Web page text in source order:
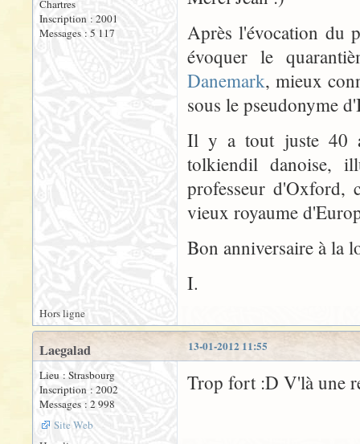
Chartres
Inscription : 2001
Messages : 5 117
Après l'évocation du
évoquer le
Danemark, mieux
sous le pseudonyme
Il y a tout juste 40
tolkiendil danoise,
professeur d'Oxford,
vieux royaume
Bon anniversaire à la
I.
Hors ligne
13-01-2012 11:55
Laegalad
Lieu : Strasbourg
Inscription : 2002
Messages : 2 998
Site Web
Trop fort :D V'là une